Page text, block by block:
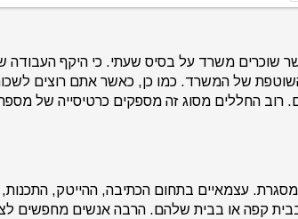
שוכרים משרד על בסיס שעתי. כי היקף העבודה
של המשרד. כמו כן, כאשר אתם רוצים
החללים מסוג זה מספקים כרטיסייה של מספר
עצמאיים בתחום הכתיבה, ההייטק, התכנות,
קפה או בבית שלהם. הרבה אנשים מחפשים